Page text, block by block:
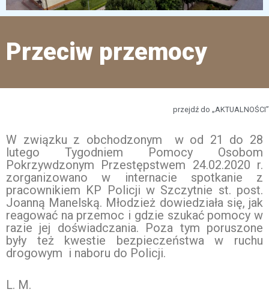
Przeciw przemocy
przejdź do „AKTUALNOŚCI”
W związku z obchodzonym w od 21 do 28
lutego Tygodniem Pomocy Osobom
Pokrzywdzonym Przestępstwem 24.02.2020 r.
zorganizowano w internacie spotkanie z
pracownikiem KP Policji w Szczytnie st. post.
Joanną Manelską. Młodzież dowiedziała się, jak
reagować na przemoc i gdzie szukać pomocy w
razie jej doświadczania. Poza tym poruszone
były też kwestie bezpieczeństwa w ruchu
drogowym i naboru do Policji.
L. M.